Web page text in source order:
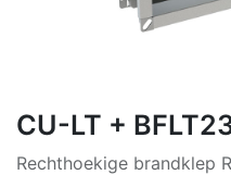
CU-LT +
Rechthoekige brandklep